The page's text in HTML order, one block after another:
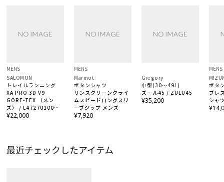
MENS
SALOMON
トレイルランニング
XA PRO 3D V9
GORE-TEX （メン
ズ） / L47270100
Black/Phantom/Pewter
¥22,000
MENS
Marmot
ボタンシャツ
サンスクリーンクライ
ムスピードロングスリ
ーブジップ メンズ
¥7,920
Gregory
中型(30～49L)
ズール45 / ZULU45
¥35,200
MENS
ボタ
ブレ
シャ
最近チェックしたアイテム